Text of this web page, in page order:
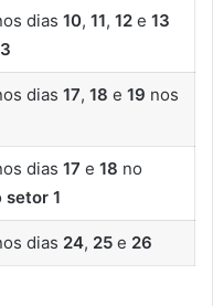
dias 10, 11, 12e 13
3
dias 17, 18 e 19 nos
dias 17 e 18 no
setor 1
dias 24, 25e 26